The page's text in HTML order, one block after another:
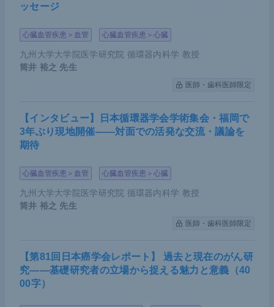
ッセージ
心臓血管疾患＞血管 心臓血管疾患＞心臓
九州大学大学院医学研究院 循環器内科学 教授
筒井 裕之 先生
医師・歯科医師限定
【インタビュー】日本循環器学会学術集会・福岡で
3年ぶり現地開催――対面での活発な交流・議論を
期待
心臓血管疾患＞血管 心臓血管疾患＞心臓
九州大学大学院医学研究院 循環器内科学 教授
筒井 裕之 先生
医師・歯科医師限定
【第81回日本癌学会レポート】 過去と現在のがん研
究――基礎研究者の立場から捉える魅力と意義（40
00字）